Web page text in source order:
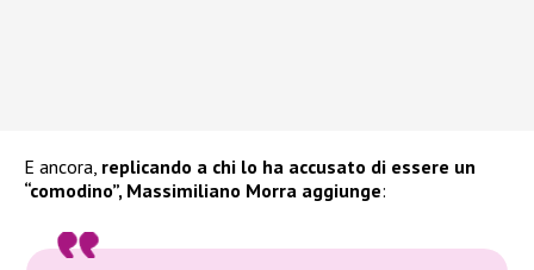
E ancora, replicando a chi lo ha accusato di essere un
“comodino”, Massimiliano Morra aggiunge: